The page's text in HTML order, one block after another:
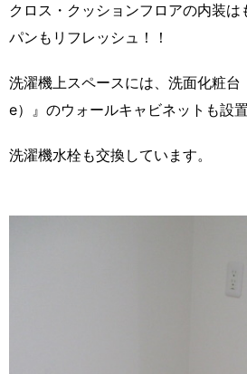
クロス・クッションフロアの内装は
パンもリフレッシュ！！
洗濯機上スペースには、洗面化粧
e）』のウォールキャビネットも設置
洗濯機水栓も交換しています。